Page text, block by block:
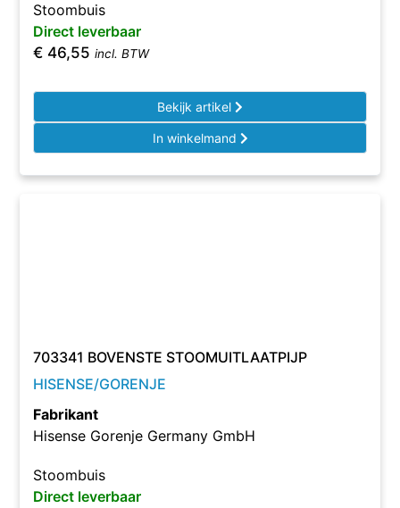
Stoombuis
Direct leverbaar
€ 46,55 incl. BTW
Bekijk artikel
In winkelmand
703341 BOVENSTE STOOMUITLAATPIJP
HISENSE/GORENJE
Fabrikant
Hisense Gorenje Germany GmbH
Stoombuis
Direct leverbaar